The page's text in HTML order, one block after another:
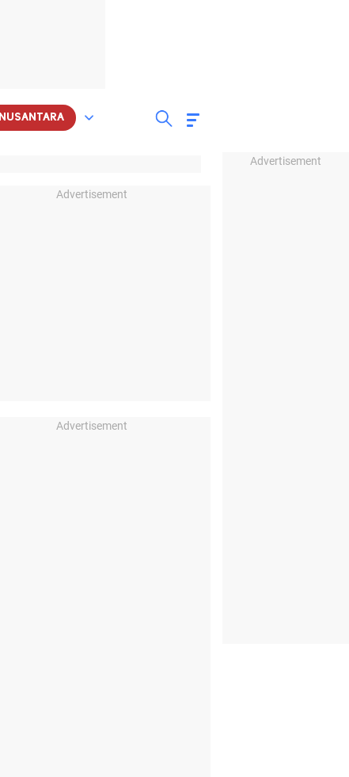
Advertisement
NUSANTARA
Advertisement
Advertisement